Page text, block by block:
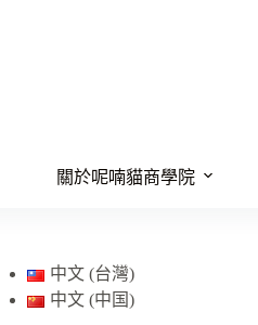
關於呢喃貓商學院
中文 (台灣)
中文 (中国)